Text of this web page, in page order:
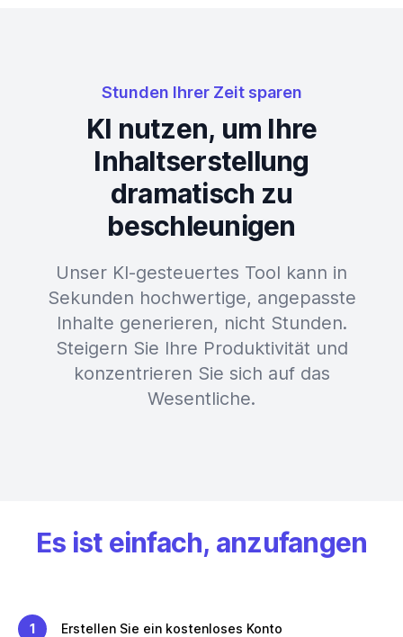
Stunden Ihrer Zeit sparen
KI nutzen, um Ihre
Inhaltserstellung
dramatisch zu
beschleunigen
Unser KI-gesteuertes Tool kann in
Sekunden hochwertige, angepasste
Inhalte generieren, nicht Stunden.
Steigern Sie Ihre Produktivität und
konzentrieren Sie sich auf das
Wesentliche.
Es ist einfach, anzufangen
1 Erstellen Sie ein kostenloses Konto